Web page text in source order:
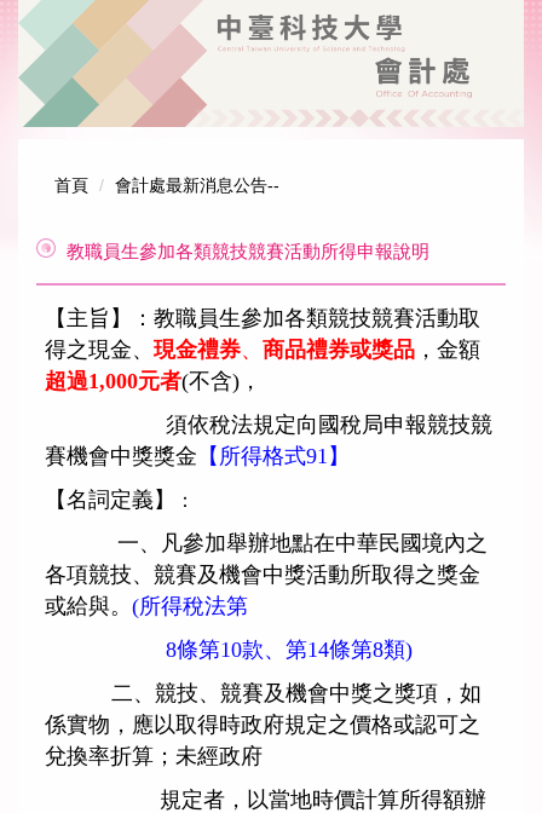
跳
主
要
內
首頁 會計處最新消息公告--
教職員生參加各類競技競賽活動所得申報說明
【主旨】：教職員生參加各類競技競賽活動取
得之現金、 現金禮券、 商品禮券或獎品 ，金額
超過1,000元者(不含)，
須依稅法規定向國稅局申報競技競
賽機會中獎獎金 【所得格式91】
【名詞定義】
：
一、凡參加舉辦地點在中華民國境內之
各項競技、競賽及機會中獎活動所取得之獎金
或給與。 (所得稅法第
8條第10款、第14條第8類)
二、競技、競賽及機會中獎之獎項，如
係實物，應以取得時政府規定之價格或認可之
兌換率折算；未經政府
規定者，以當地時價計算所得額辦